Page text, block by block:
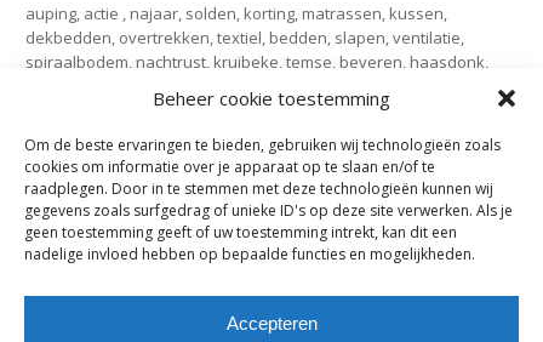
Beheer cookie toestemming
Om de beste ervaringen te bieden, gebruiken wij technologieën zoals
cookies om informatie over je apparaat op te slaan en/of te
raadplegen. Door in te stemmen met deze technologieën kunnen wij
gegevens zoals surfgedrag of unieke ID's op deze site verwerken. Als je
geen toestemming geeft of uw toestemming intrekt, kan dit een
nadelige invloed hebben op bepaalde functies en mogelijkheden.
Accepteren
auping, actie , najaar, solden, korting, matrassen, kussen,
dekbedden, overtrekken, textiel, bedden, slapen, ventilatie,
spiraalbodem, nachtrust, kruibeke, temse, beveren, haasdonk,
nieuwkerken, zwijndrecht, burcht, original
Subscribe
Subscribe to our e-mail newsletter to receive updates.